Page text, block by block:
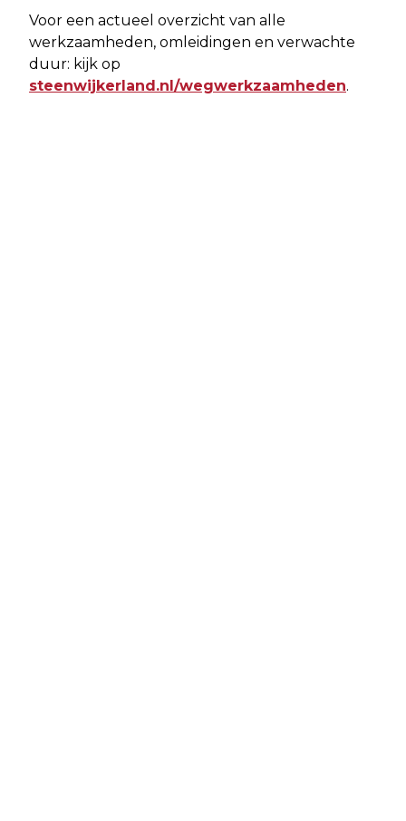
Voor een actueel overzicht van alle
werkzaamheden, omleidingen en verwachte
duur: kijk op
steenwijkerland.nl/wegwerkzaamheden.